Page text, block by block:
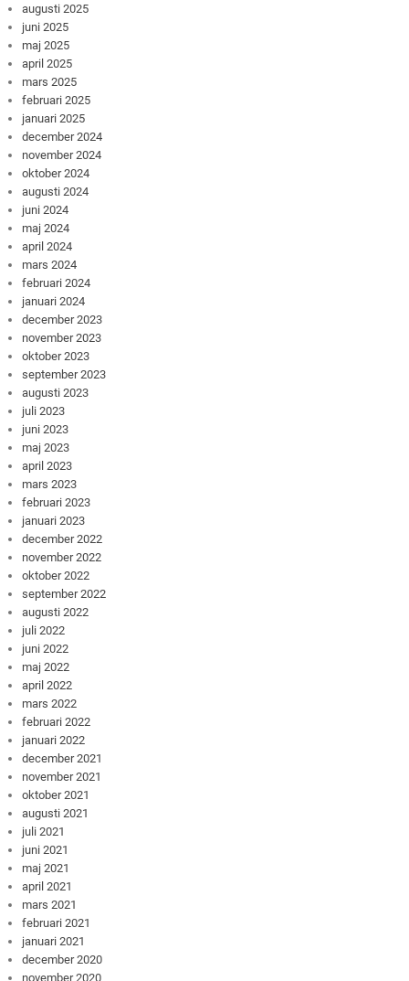
augusti 2025
juni 2025
maj 2025
april 2025
mars 2025
februari 2025
januari 2025
december 2024
november 2024
oktober 2024
augusti 2024
juni 2024
maj 2024
april 2024
mars 2024
februari 2024
januari 2024
december 2023
november 2023
oktober 2023
september 2023
augusti 2023
juli 2023
juni 2023
maj 2023
april 2023
mars 2023
februari 2023
januari 2023
december 2022
november 2022
oktober 2022
september 2022
augusti 2022
juli 2022
juni 2022
maj 2022
april 2022
mars 2022
februari 2022
januari 2022
december 2021
november 2021
oktober 2021
augusti 2021
juli 2021
juni 2021
maj 2021
april 2021
mars 2021
februari 2021
januari 2021
december 2020
november 2020